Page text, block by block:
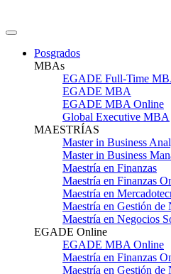
Posgrados
MBAs
EGADE Full-Time
EGADE MBA
EGADE MBA Online
Global Executive MBA
MAESTRÍAS
Master in Business
Master in Business
Maestría en Finanzas
Maestría en Finanzas
Maestría en
Maestría en Gestión de
Maestría en Negocios
EGADE Online
EGADE MBA Online
Maestría en Finanzas
Maestría en Gestión de